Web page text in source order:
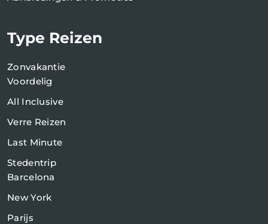
Type Reizen
Zonvakantie
Voordelig
All Inclusive
Verre Reizen
Last Minute
Stedentrip
Barcelona
New York
Parijs